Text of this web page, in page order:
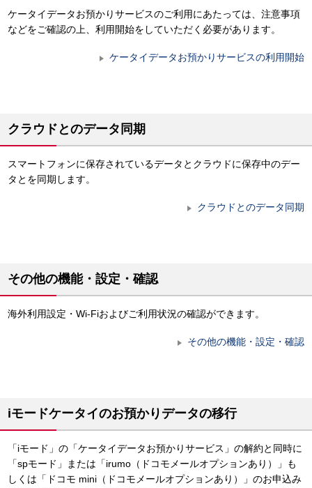
ケータイデータお預かりサービスのご利用にあたっては、注意事項
などをご確認の上、利用開始をしていただく必要があります。
ケータイデータお預かりサービスの利用開始
クラウドとのデータ同期
スマートフォンに保存されているデータとクラウドに保存中のデー
タとを同期します。
クラウドとのデータ同期
その他の機能・設定・確認
海外利用設定・Wi-Fiおよびご利用状況の確認ができます。
その他の機能・設定・確認
iモードケータイのお預かりデータの移行
「iモード」の「ケータイデータお預かりサービス」の解約と同時に
「spモード」または「irumo（ドコモメールオプションあり）」も
しくは「ドコモ mini（ドコモメールオプションあり）」のお申込み